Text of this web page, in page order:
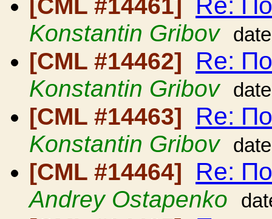
[CML #14461]
Konstantin Gribov
[CML #14462] Re:
Konstantin Gribov
[CML #14463] Re:
Konstantin Gribov
[CML #14464] Re:
Andrey Ostapenko